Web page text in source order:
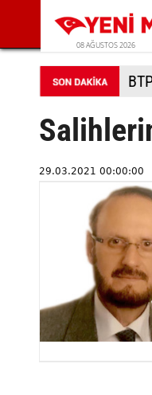
08 AĞUSTOS 2026
29.03.2021 00:00:00